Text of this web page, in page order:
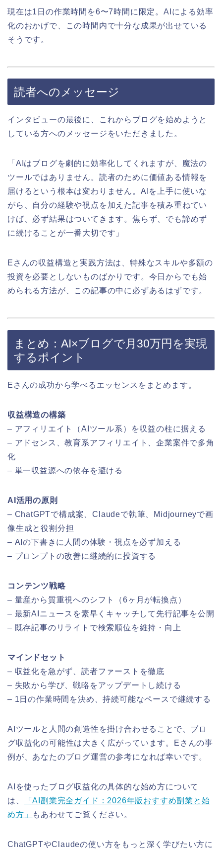
現在は1日の作業時間を6〜7時間に限定。AIによる効率
化のおかげで、この時間内で十分な成果が出せている
そうです。
読者へのメッセージ
インタビューの最後に、これからブログを始めようと
している方へのメッセージをいただきました。
「AIはブログを劇的に効率化してくれますが、魔法の
ツールではありません。読者のために価値ある情報を
届けるという根本は変わりません。AIを上手に使いな
がら、自分の経験や視点を加えた記事を積み重ねてい
けば、必ず結果はついてきます。焦らず、でも諦めず
に続けることが一番大切です」
Eさんの収益構造と実践方法は、特殊なスキルや多額の
投資を必要としないものばかりです。今日からでも始
められる方法が、この記事の中に必ずあるはずです。
まとめ：AI×ブログで月30万円を実現
するポイント
Eさんの成功から学べるエッセンスをまとめます。
収益構造の構築
– アフィリエイト（AIツール系）を収益の柱に据える
– アドセンス、教育系アフィリエイト、企業案件で多角
化
– 単一収益源への依存を避ける
AI活用の原則
– ChatGPTで構成案、Claudeで執筆、Midjourneyで画
像生成と役割分担
– AIの下書きに人間の体験・視点を必ず加える
– プロンプトの改善に継続的に投資する
コンテンツ戦略
– 量産から質重視へのシフト（6ヶ月が転換点）
– 最新AIニュースを素早くキャッチして先行記事を公開
– 既存記事のリライトで検索順位を維持・向上
マインドセット
– 収益化を急がず、読者ファーストを徹底
– 失敗から学び、戦略をアップデートし続ける
– 1日の作業時間を決め、持続可能なペースで継続する
AIツールと人間の創造性を掛け合わせることで、ブロ
グ収益化の可能性は大きく広がっています。Eさんの事
例が、あなたのブログ運営の参考になれば幸いです。
AIを使ったブログ収益化の具体的な始め方について
は、
「AI副業完全ガイド：2026年版おすすめ副業と始
め方」
もあわせてご覧ください。
ChatGPTやClaudeの使い方をもっと深く学びたい方に